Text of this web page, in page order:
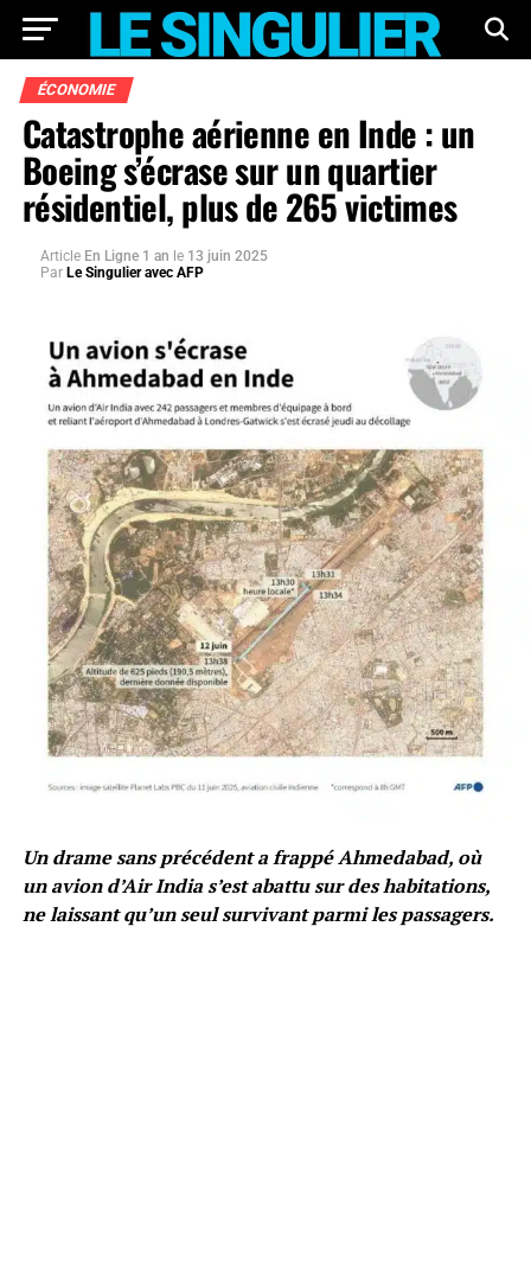
ÉCONOMIE
Catastrophe aérienne en Inde : un
Boeing s’écrase sur un quartier
résidentiel, plus de 265 victimes
Article En Ligne 1 an le 13 juin 2025
Par Le Singulier avec AFP
Un drame sans précédent a frappé Ahmedabad, où
un avion d’Air India s’est abattu sur des habitations,
ne laissant qu’un seul survivant parmi les passagers.